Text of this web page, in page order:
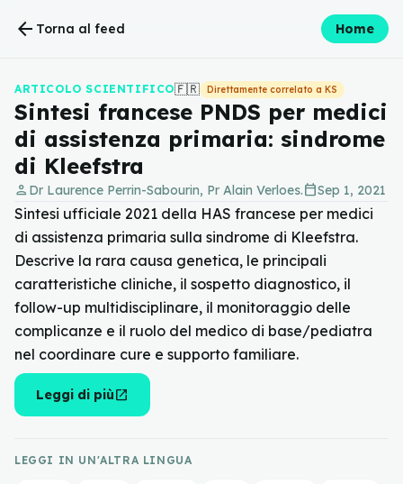
arrow_back Torna al feed Home
ARTICOLO SCIENTIFICO🇫🇷 Direttamente correlato a KS
Sintesi francese PNDS per medici
di assistenza primaria: sindrome
di Kleefstra
person Dr Laurence Perrin-Sabourin, Pr Alain Verloes.calendar_todaySep 1, 2021
Sintesi ufficiale 2021 della HAS francese per medici
di assistenza primaria sulla sindrome di Kleefstra.
Descrive la rara causa genetica, le principali
caratteristiche cliniche, il sospetto diagnostico, il
follow-up multidisciplinare, il monitoraggio delle
complicanze e il ruolo del medico di base/pediatra
nel coordinare cure e supporto familiare.
Leggi di piùopen_in_new
LEGGI IN UN'ALTRA LINGUA